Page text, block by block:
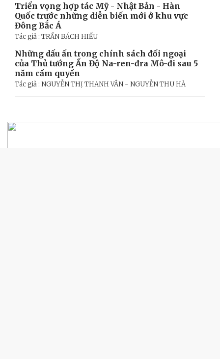
Triển vọng hợp tác Mỹ - Nhật Bản - Hàn
Quốc trước những diễn biến mới ở khu vực
Đông Bắc Á
Tác giả : TRẦN BÁCH HIẾU
Những dấu ấn trong chính sách đối ngoại
của Thủ tướng Ấn Độ Na-ren-đra Mô-đi sau 5
năm cầm quyền
Tác giả : NGUYỄN THỊ THANH VÂN - NGUYỄN THU HÀ